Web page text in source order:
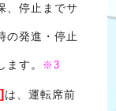
、停止までサ
の発進・停止
ます 。 ※3
は、運転席前